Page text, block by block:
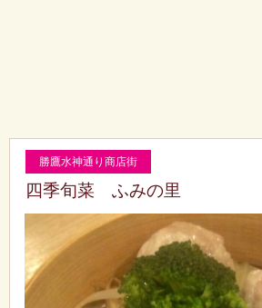
勝鷹水神通り商店街
四季旬菜 ふみの里